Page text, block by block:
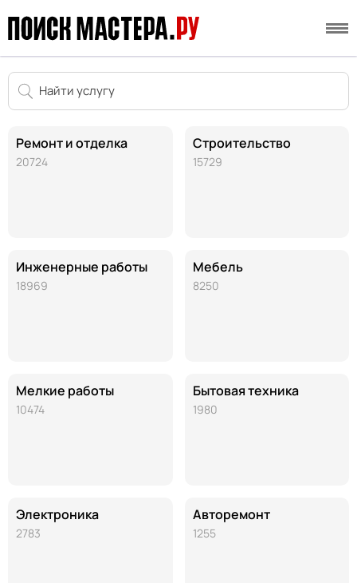
Ремонт и отделка
20724
Инженерные работы
18969
Мелкие работы
10474
Электроника
2783
Строительство
15729
Мебель
8250
Бытовая техника
1980
Авторемонт
1255